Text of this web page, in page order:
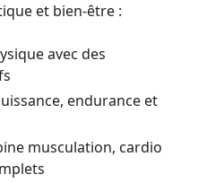
et bien-être :
avec des
endurance et
musculation, cardio